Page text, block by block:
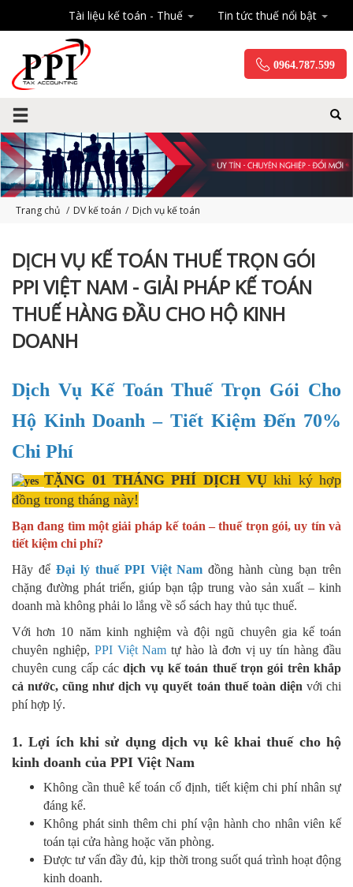
Tài liệu kế toán - Thuế Tin tức thuế nổi bật
0964.787.599
Trang chủ / DV kế toán / Dịch vụ kế toán
DỊCH VỤ KẾ TOÁN THUẾ TRỌN GÓI
PPI VIỆT NAM - GIẢI PHÁP KẾ TOÁN
THUẾ HÀNG ĐẦU CHO HỘ KINH
DOANH
Dịch Vụ Kế Toán Thuế Trọn Gói Cho
Hộ Kinh Doanh – Tiết Kiệm Đến 70%
Chi Phí
TẶNG 01 THÁNG PHÍ DỊCH VỤ khi ký hợp
đồng trong tháng này!
Bạn đang tìm một giải pháp kế toán – thuế trọn gói, uy tín và
tiết kiệm chi phí?
Hãy để Đại lý thuế PPI Việt Nam đồng hành cùng bạn trên
chặng đường phát triển, giúp bạn tập trung vào sản xuất – kinh
doanh mà không phải lo lắng về sổ sách hay thủ tục thuế.
Với hơn 10 năm kinh nghiệm và đội ngũ chuyên gia kế toán
chuyên nghiệp, PPI Việt Nam tự hào là đơn vị uy tín hàng đầu
chuyên cung cấp cácdịch vụ kế toán thuế trọn gói trên khắp
cả nước, cũng như dịch vụ quyết toán thuế toàn diện với chi
phí hợp lý.
1. Lợi ích khi sử dụng dịch vụ kê khai thuế cho hộ
kinh doanh của PPI Việt Nam
Không cần thuê kế toán cố định, tiết kiệm chi phí nhân sự
đáng kể.
Không phát sinh thêm chi phí vận hành cho nhân viên kế
toán tại cửa hàng hoặc văn phòng.
Được tư vấn đầy đủ, kịp thời trong suốt quá trình hoạt động
kinh doanh.